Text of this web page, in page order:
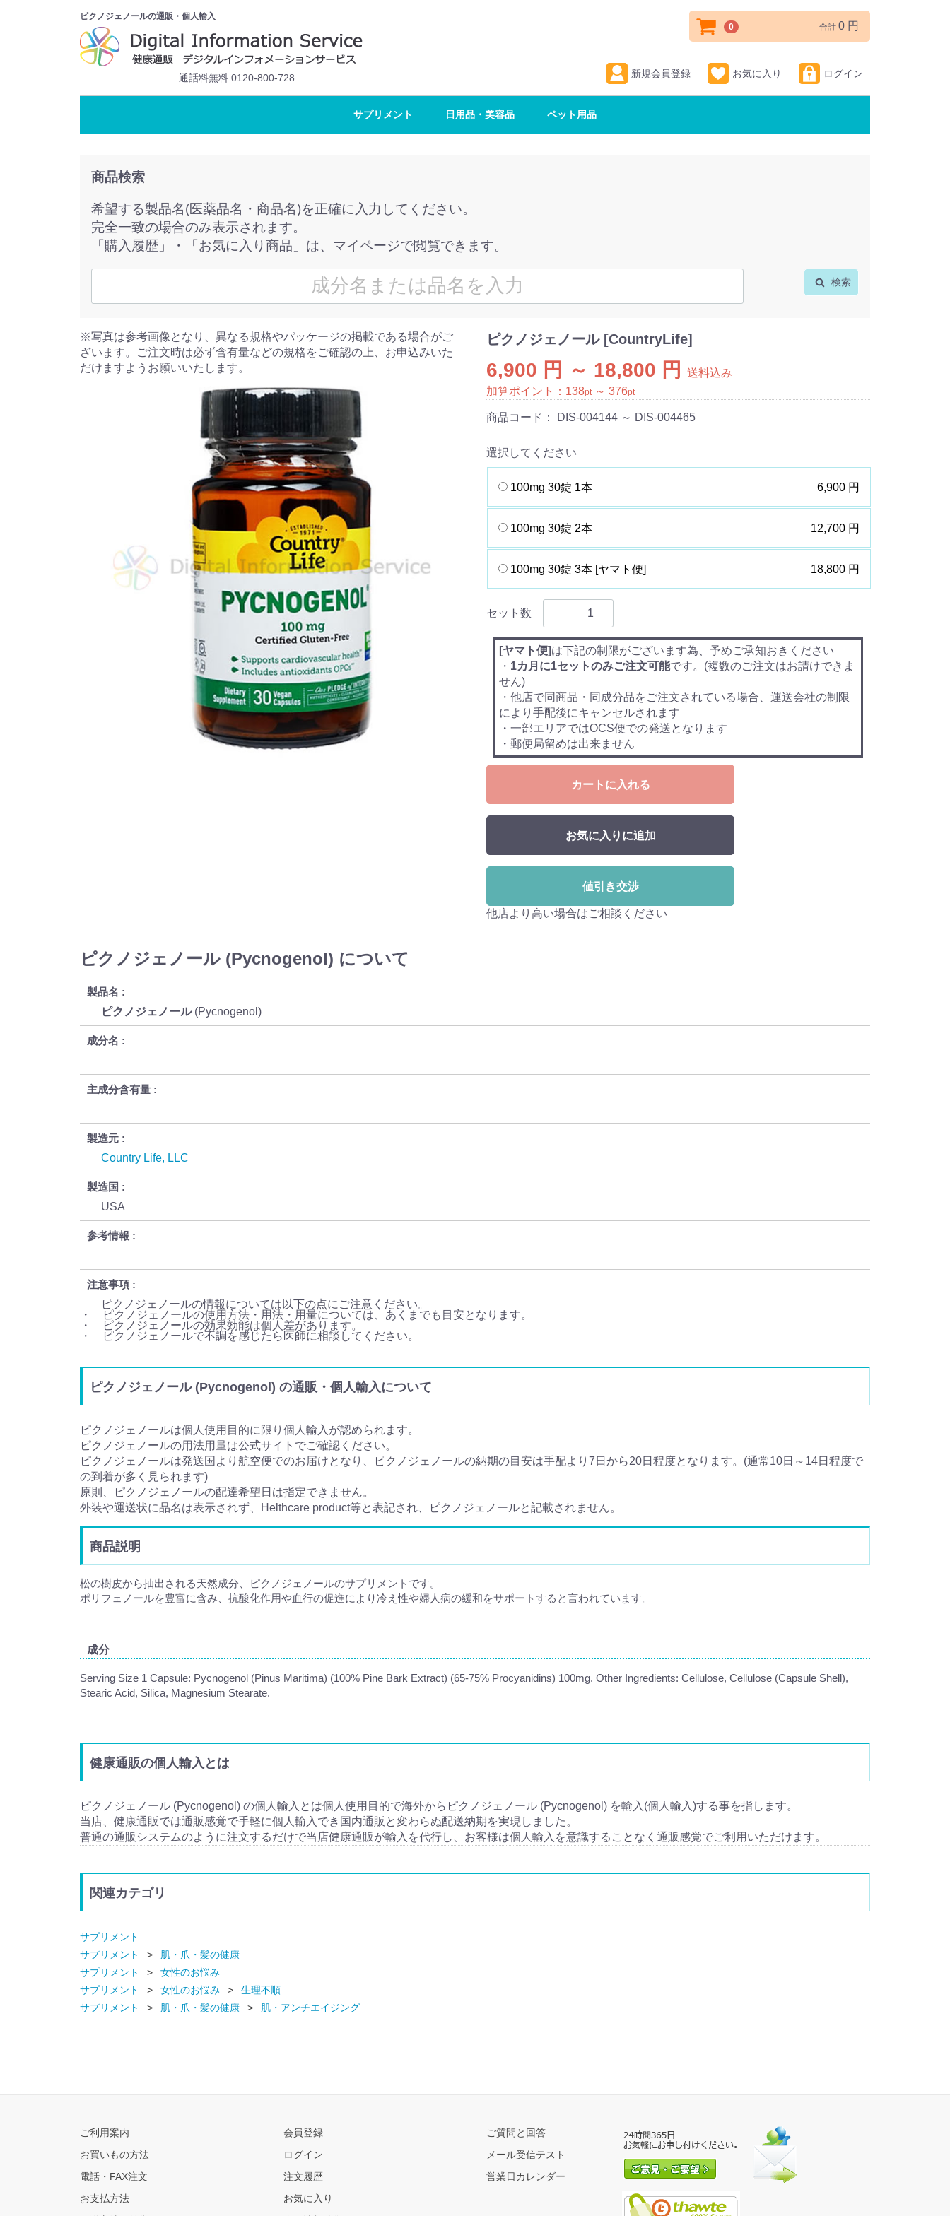
ピクノジェノールの通販・個人輸入
通話料無料 0120-800-728 新規会員登録 お気に入り ログイン
0 合計 0 円
サプリメント 日用品・美容品 ペット用品
商品検索
希望する製品名(医薬品名・商品名)を正確に入力してください。
完全一致の場合のみ表示されます。
「購入履歴」・「お気に入り商品」は、マイページで閲覧できます。
検索
※写真は参考画像となり、異なる規格やパッケージの掲載である場合がご
ざいます。ご注文時は必ず含有量などの規格をご確認の上、お申込みいた
だけますようお願いいたします。
ピクノジェノール [CountryLife]
6,900 円 ～ 18,800 円
送料込み
加算ポイント： 138pt ～ 376pt
商品コード： DIS-004144 ～ DIS-004465
選択してください
100mg 30錠 1本 6,900 円
100mg 30錠 2本 12,700 円
100mg 30錠 3本 [ヤマト便] 18,800 円
セット数
[ヤマト便]は下記の制限がございます為、予めご承知おきください
・ 1カ月に1セットのみご注文可能です。(複数のご注文はお請けできま
せん)
・他店で同商品・同成分品をご注文されている場合、運送会社の制限
により手配後にキャンセルされます
・一部エリアではOCS便での発送となります
・郵便局留めは出来ません
カートに入れる
お気に入りに追加
値引き交渉
他店より高い場合はご相談ください
ピクノジェノール (Pycnogenol) について
製品名
ピクノジェノール(Pycnogenol)
成分名
主成分含有量
製造元
Country Life, LLC
製造国
USA
参考情報
注意事項
ピクノジェノールの情報については以下の点にご注意ください。
・ ピクノジェノールの使用方法・用法・用量については、あくまでも目安となります。
・ ピクノジェノールの効果効能は個人差があります。
・ ピクノジェノールで不調を感じたら医師に相談してください。
ピクノジェノール (Pycnogenol) の通販・個人輸入について
ピクノジェノールは個人使用目的に限り個人輸入が認められます。
ピクノジェノールの用法用量は公式サイトでご確認ください。
ピクノジェノールは発送国より航空便でのお届けとなり、ピクノジェノールの納期の目安は手配より7日から20日程度となります。(通常10日～14日程度で
の到着が多く見られます)
原則、ピクノジェノールの配達希望日は指定できません。
外装や運送状に品名は表示されず、Helthcare product等と表記され、ピクノジェノールと記載されません。
商品説明
松の樹皮から抽出される天然成分、ピクノジェノールのサプリメントです。
ポリフェノールを豊富に含み、抗酸化作用や血行の促進により冷え性や婦人病の緩和をサポートすると言われています。
成分
Serving Size 1 Capsule: Pycnogenol (Pinus Maritima) (100% Pine Bark Extract) (65-75% Procyanidins) 100mg. Other Ingredients: Cellulose, Cellulose (Capsule Shell),
Stearic Acid, Silica, Magnesium Stearate.
健康通販の個人輸入とは
ピクノジェノール (Pycnogenol) の個人輸入とは個人使用目的で海外からピクノジェノール (Pycnogenol) を輸入(個人輸入)する事を指します。
当店、健康通販では通販感覚で手軽に個人輸入でき国内通販と変わらぬ配送納期を実現しました。
普通の通販システムのように注文するだけで当店健康通販が輸入を代行し、お客様は個人輸入を意識することなく通販感覚でご利用いただけます。
関連カテゴリ
サプリメント
サプリメント
肌・爪・髪の健康
サプリメント
女性のお悩み
サプリメント
女性のお悩み
生理不順
サプリメント
肌・爪・髪の健康 肌・アンチエイジング
ご利用案内
お買いもの方法
電話・FAX注文
お支払方法
会員登録
ログイン
注文履歴
お気に入り
ご質問と回答
メール受信テスト
営業日カレンダー